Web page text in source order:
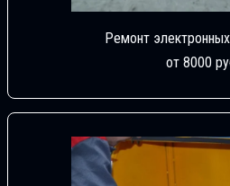
Ремонт
от 8000